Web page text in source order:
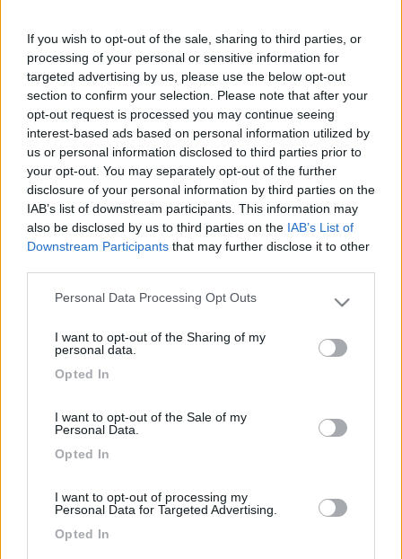
If you wish to opt-out of the sale, sharing to third parties, or
processing of your personal or sensitive information for
targeted advertising by us, please use the below opt-out
section to confirm your selection. Please note that after your
opt-out request is processed you may continue seeing
interest-based ads based on personal information utilized by
us or personal information disclosed to third parties prior to
your opt-out. You may separately opt-out of the further
disclosure of your personal information by third parties on the
IAB’s list of downstream participants. This information may
also be disclosed by us to third parties on the IAB’s List of
Downstream Participants that may further disclose it to other
Please note that this website/app uses one or more Google
not limited to your visit or usage behaviour. You may click to
use your data for below specified purposes in below Google
Personal Data Processing Opt Outs
I want to opt-out of the Sharing of my
personal data.
Opted In
I want to opt-out of the Sale of my
Personal Data.
Opted In
I want to opt-out of processing my
Personal Data for Targeted Advertising.
Opted In
Inserito il24/02/2006 alle:18:54:35
Ciao Robizec,non cercare lo starter xchè non lo troverai(si usa
nelle plafoniere vecchio tipo alimentate in corrente
alternata),nelle plafoniere a neon alimentate a 12v
continua,esiste una scheda elettronica che fa oscillare il 12v e lo
innalza fino ad innescare il neon,e non per demoralizzarti ma
secondo me haipoco da riparare,se non mastichi un po di
eletttronica(a meno di non trovare l'interuttore bruciato o
qualcosa di simile)[:(!] saluti Leo[:)][:)]
robizec
che brutta notizia.....[xx(][xx(] Effettivamente considerando la
sostituire in toto? A questo punto mi sorge il dubbio che non ci
sia un problema all'impianto a 12 v che possa bruciarle,spero di
no,ma dovro rivolgermi in assistenza. Grazie e se hai consigli